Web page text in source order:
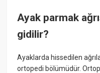
Ayak parmak
gidilir?
Ayaklarda hissedilen
ortopedi bölümüdür.